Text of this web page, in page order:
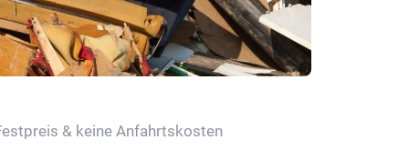
& keine Anfahrtskosten